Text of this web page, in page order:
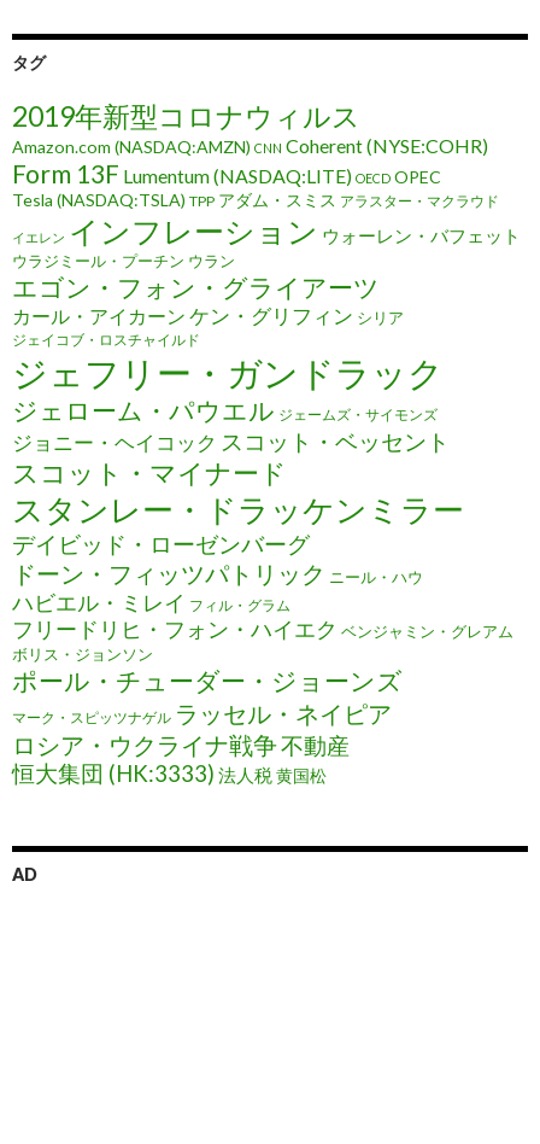
タグ
2019年新型コロナウィルス
Amazon.com (NASDAQ:AMZN) CNN Coherent (NYSE:COHR)
Form 13F Lumentum (NASDAQ:LITE) OECD OPEC
Tesla (NASDAQ:TSLA) TPP アダム・スミス アラスター・マクラウド
イエレン インフレーション ウォーレン・バフェット
ウラジミール・プーチン ウラン
エゴン・フォン・グライアーツ
カール・アイカーン ケン・グリフィン シリア
ジェイコブ・ロスチャイルド
ジェフリー・ガンドラック
ジェローム・パウエル ジェームズ・サイモンズ
ジョニー・ヘイコック スコット・ベッセント
スコット・マイナード
スタンレー・ドラッケンミラー
デイビッド・ローゼンバーグ
ドーン・フィッツパトリック ニール・ハウ
ハビエル・ミレイ フィル・グラム
フリードリヒ・フォン・ハイエク ベンジャミン・グレアム
ボリス・ジョンソン
ポール・チューダー・ジョーンズ
マーク・スピッツナゲル ラッセル・ネイピア
ロシア・ウクライナ戦争不動産
恒大集団 (HK:3333) 法人税黄国松
AD